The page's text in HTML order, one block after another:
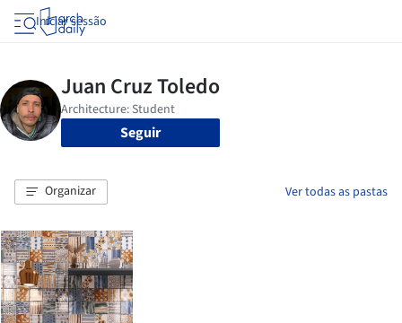
Iniciar sessão
Seguir
Organizar Ver todas as pastas